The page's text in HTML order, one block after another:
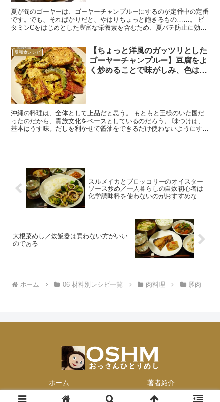
夏が旬のゴーヤーは、ゴーヤーチャンプルーにするのが定番中の定番
です。でも、そればかりだと、やはりちょっと飽きるもの……。 ビ
タミンCをはじめとした豊富な栄養素を含むため、夏バテ防止に効果
反和食レシピ
【ちょっと洋風のガッツリとした
ゴーヤーチャンプルー】豆腐をよ
く炒めることで味がしみ、色は茶
沖縄の料理は、全体として上品だと思う。 もともと王様のいた国だ
ったのだから、貴族文化をベースとしているのだろう。 味つけは、
基本はうす味。だしを利かせて醤油をできるだけ使わないようにする
スルメイカとブロッコリーのオイスター
ソース炒め／一人暮らしの自炊初心者は
化学調味料を使わないのがおすすめなの
大根菜めし／炊飯器は買わない方がいい
のである
ホーム 06 材料別レシピ一覧 肉料理 豚肉
ホーム 著者紹介
© 2013-2026 おっさんひとりめし.